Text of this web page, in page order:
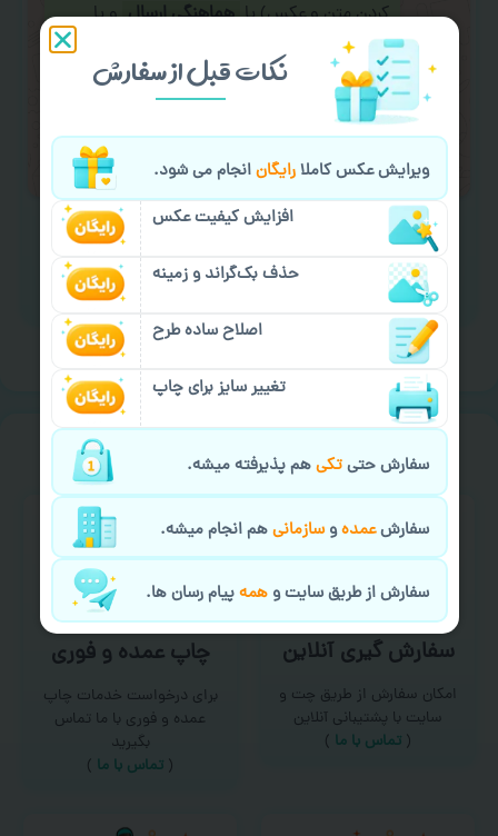
کردن متن و عکس) یا هماهنگی ارسال و یا
کادو کردن سفارش
با اپراتو عکسچاپ هماهنگی
لازم را انجام دهید.
ایمیل جهت ثبت یا پیگیری سفارش:
aks4chap.com@gmail.com
خیالت راحت از سفارش گیری
سفارش گیری آنلاین
امکان سفارش از طریق چت و
سایت با پشتیبانی آنلاین
( تماس با ما‌ )
چاپ عمده و فوری
برای درخواست خدمات چاپ
عمده و فوری با ما تماس
بگیرید
( تماس با ما )
نکات قبل از سفارش
ویرایش عکس کاملارایگانانجام می شود.
افزایش کیفیت عکس
حذف بک‌گراند و زمینه
اصلاح ساده طرح
تغییر سایز برای چاپ
سفارش حتیتکیهم پذیرفته میشه.
سفارشعمدهوسازمانیهم انجام میشه.
سفارش از طریق سایت وهمهپیام رسان ها.